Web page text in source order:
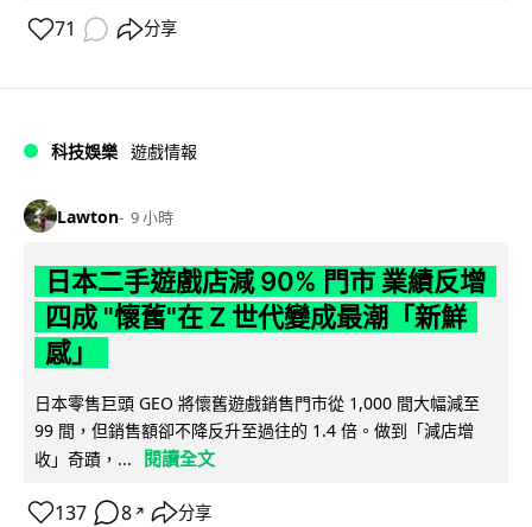
71 分享
科技娛樂 遊戲情報
Lawton 9 小時
日本二手遊戲店減 90% 門市 業績反增
四成 "懷舊"在 Z 世代變成最潮「新鮮
感」
日本零售巨頭 GEO 將懷舊遊戲銷售門市從 1,000 間大幅減至
99 間，但銷售額卻不降反升至過往的 1.4 倍。做到「減店增
收」奇蹟，...
閱讀全文
137 8 ↗ 分享